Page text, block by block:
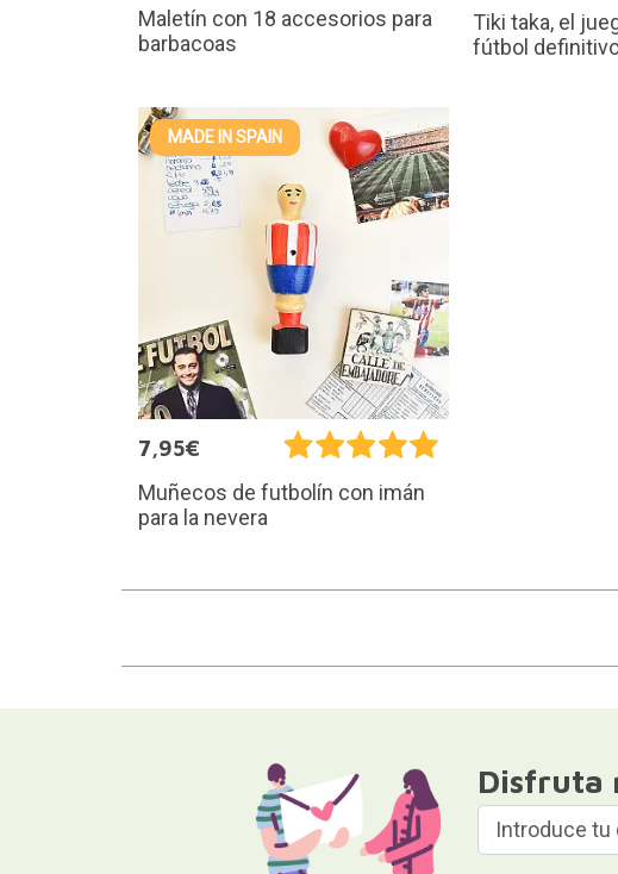
Maletín con 18 accesorios para
barbacoas
Tiki taka, el
fútbol
MADE IN SPAIN
7,95€
Muñecos de futbolín con imán
para la nevera
Disfruta